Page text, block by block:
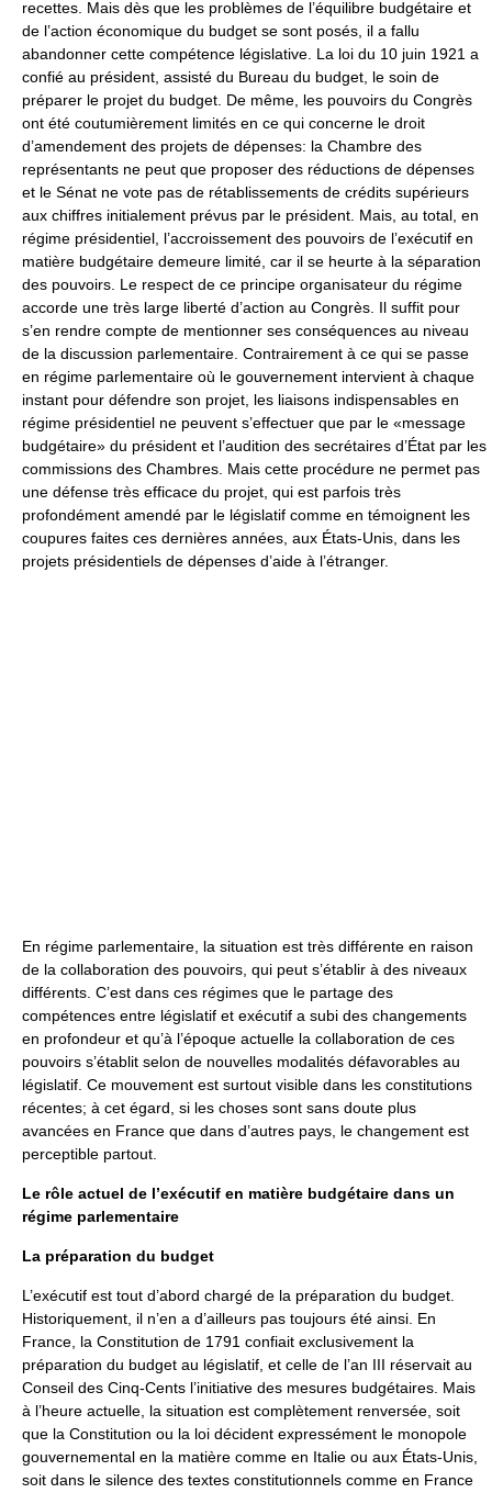
recettes. Mais dès que les problèmes de l’équilibre budgétaire et
de l’action économique du budget se sont posés, il a fallu
abandonner cette compétence législative. La loi du 10 juin 1921 a
confié au président, assisté du Bureau du budget, le soin de
préparer le projet du budget. De même, les pouvoirs du Congrès
ont été coutumièrement limités en ce qui concerne le droit
d’amendement des projets de dépenses: la Chambre des
représentants ne peut que proposer des réductions de dépenses
et le Sénat ne vote pas de rétablissements de crédits supérieurs
aux chiffres initialement prévus par le président. Mais, au total, en
régime présidentiel, l’accroissement des pouvoirs de l’exécutif en
matière budgétaire demeure limité, car il se heurte à la séparation
des pouvoirs. Le respect de ce principe organisateur du régime
accorde une très large liberté d’action au Congrès. Il suffit pour
s’en rendre compte de mentionner ses conséquences au niveau
de la discussion parlementaire. Contrairement à ce qui se passe
en régime parlementaire où le gouvernement intervient à chaque
instant pour défendre son projet, les liaisons indispensables en
régime présidentiel ne peuvent s’effectuer que par le «message
budgétaire» du président et l’audition des secrétaires d’État par les
commissions des Chambres. Mais cette procédure ne permet pas
une défense très efficace du projet, qui est parfois très
profondément amendé par le législatif comme en témoignent les
coupures faites ces dernières années, aux États-Unis, dans les
projets présidentiels de dépenses d’aide à l’étranger.
En régime parlementaire, la situation est très différente en raison
de la collaboration des pouvoirs, qui peut s’établir à des niveaux
différents. C’est dans ces régimes que le partage des
compétences entre législatif et exécutif a subi des changements
en profondeur et qu’à l’époque actuelle la collaboration de ces
pouvoirs s’établit selon de nouvelles modalités défavorables au
législatif. Ce mouvement est surtout visible dans les constitutions
récentes; à cet égard, si les choses sont sans doute plus
avancées en France que dans d’autres pays, le changement est
perceptible partout.
Le rôle actuel de l’exécutif en matière budgétaire dans un
régime parlementaire
La préparation du budget
L’exécutif est tout d’abord chargé de la préparation du budget.
Historiquement, il n’en a d’ailleurs pas toujours été ainsi. En
France, la Constitution de 1791 confiait exclusivement la
préparation du budget au législatif, et celle de l’an III réservait au
Conseil des Cinq-Cents l’initiative des mesures budgétaires. Mais
à l’heure actuelle, la situation est complètement renversée, soit
que la Constitution ou la loi décident expressément le monopole
gouvernemental en la matière comme en Italie ou aux États-Unis,
soit dans le silence des textes constitutionnels comme en France